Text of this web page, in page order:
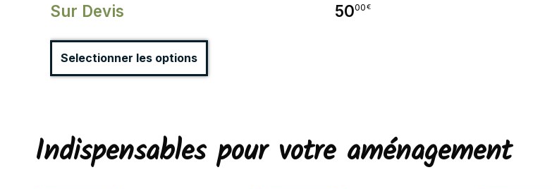
Sur Devis 5000€
Indispensables pour votre aménagement